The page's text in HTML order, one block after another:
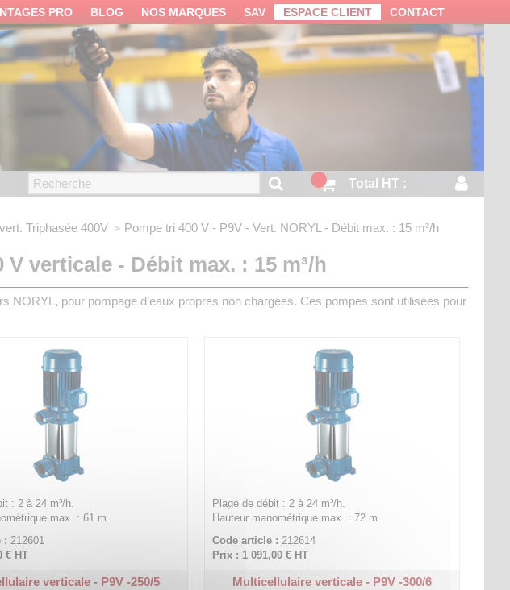
PRO BLOG NOS MARQUES SAV ESPACE CLIENT CONTACT
Total HT :
Triphasée 400V Pompe tri 400 V - P9V - Vert. NORYL - Débit max. : 15 m³/h
verticale - Débit max. : 15 m³/h
NORYL, pour pompage d’eaux propres non chargées. Ces pompes sont utilisées pour
: 2 à 24 m³/h.
max. : 61 m.
: 212601
€HT
verticale - P9V -250/5
Plage de débit : 2 à 24 m³/h.
Hauteur manométrique max. : 72 m.
Code article : 212614
Prix : 1 091,00 € HT
Multicellulaire verticale - P9V -300/6